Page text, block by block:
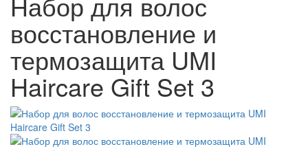
восстановление и
термозащита UMI
Haircare Gift Set 3